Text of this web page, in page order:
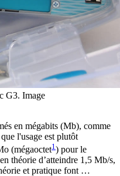
G3. Image
en mégabits (Mb), comme
l'usage est plutôt
(mégaoctet1 ) pour le
théorie d’atteindre 1,5 Mb/s,
et pratique font …